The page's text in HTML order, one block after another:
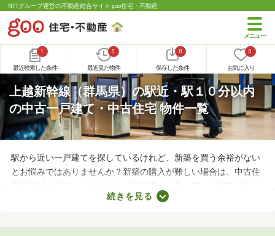
NTTグループ運営の不動産総合サイト goo住宅・不動産
1
最近検索した条件
0
最近見た物件
0
保存した条件
0
お気に入り
上越新幹線（群馬県）の駅近・駅１０分以内
の中古一戸建て・中古住宅 物件一覧
駅から近い一戸建てを探しているけれど、新築を買う余裕がない
とお悩みではありませんか？新築の購入が難しい場合は、中古住
宅を検討することがおすすめ。以前誰かが住んでいた家ではある
ものの、費用を大幅に抑えられるメリットがあります。ここで
続きを見る